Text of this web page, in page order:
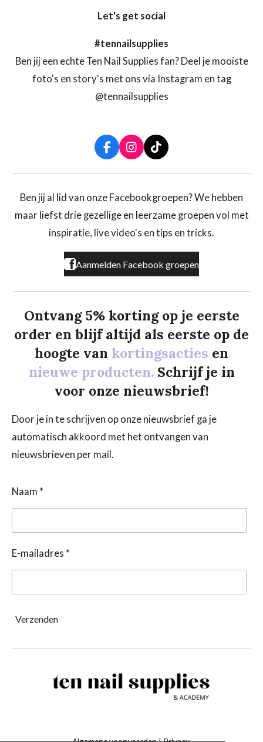
Let's get social
#tennailsupplies
Ben jij een echte Ten Nail Supplies fan? Deel je mooiste
foto's en story's met ons via Instagram en tag
@tennailsupplies
F
a
c
b
o
k
I
n
s
a
r
a
T
i
k
o
Ben jij al lid van onze Facebookgroepen? We hebben
maar liefst drie gezellige en leerzame groepen vol met
inspiratie, live video's en tips en tricks.
Aanmelden Facebook groepen
Ontvang 5% korting op je eerste
order en blijf altijd als eerste op de
hoogte van kortingsacties en
nieuwe producten. Schrijf je in
voor onze nieuwsbrief!
Door je in te schrijven op onze nieuwsbrief ga je
automatisch akkoord met het ontvangen van
nieuwsbrieven per mail.
Naam *
E-mailadres *
Verzenden